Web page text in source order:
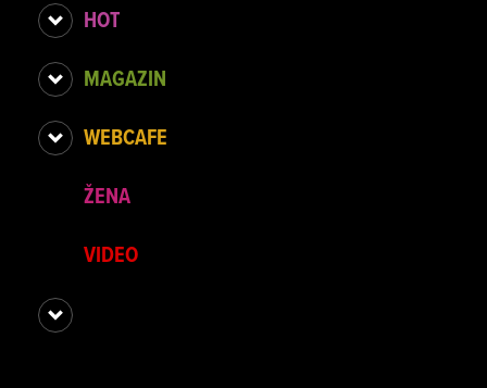
HOT
MAGAZIN
WEBCAFE
ŽENA
VIDEO